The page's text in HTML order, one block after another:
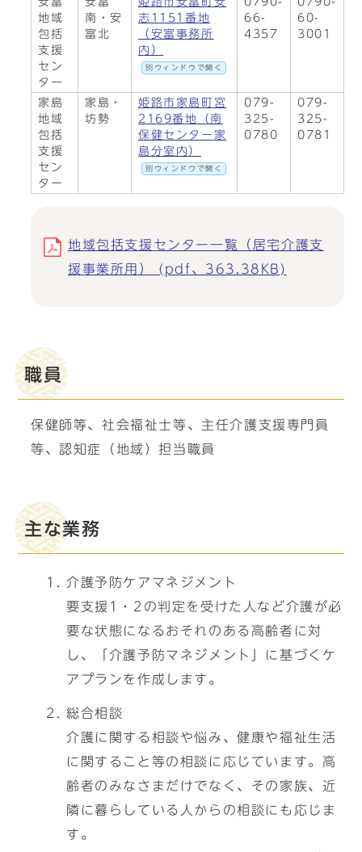
地域
包括
支援
セン
ター
南・安
富北
志1151番地
（安富事務所
内）
別ウィンドウで開く
66-
4357
60-
3001
家島
地域
包括
支援
セン
ター
家島・
坊勢
姫路市家島町宮
2169番地（南
保健センター家
島分室内）
別ウィンドウで開く
079-
325-
0780
079-
325-
0781
地域包括支援センター一覧（居宅介護支
援事業所用） (pdf、363.38KB)
職員
保健師等、社会福祉士等、主任介護支援専門員
等、認知症（地域）担当職員
主な業務
介護予防ケアマネジメント
要支援1・2の判定を受けた人など介護が必
要な状態になるおそれのある高齢者に対
し、「介護予防マネジメント」に基づくケ
アプランを作成します。
総合相談
介護に関する相談や悩み、健康や福祉生活
に関すること等の相談に応じています。高
齢者のみなさまだけでなく、その家族、近
隣に暮らしている人からの相談にも応じま
す。